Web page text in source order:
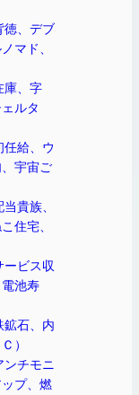
徳、デブ
マド、
庫、字
ルタ
任給、ウ
宇宙ご
貴族、
住宅、
ービス収
池寿
鉱石、内
）
ンチモニ
プ、燃